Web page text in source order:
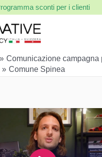
sconti per i clienti
Comunicazione campagna
Comune Spinea